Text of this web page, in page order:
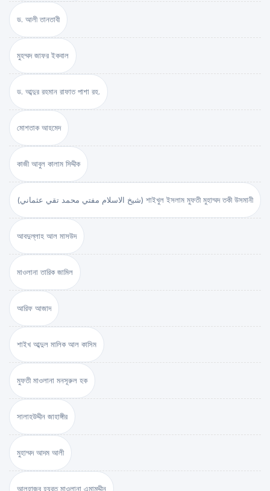
ড. আলী তানতাবী
মুহম্মদ জাফর ইকবাল
ড. আব্দুর রহমান রাফাত পাশা রহ.
মোশতাক আহমেদ
কাজী আবুল কালাম সিদ্দীক
(شيخ الاسلام مفتي محمد تقي عثماني) শাইখুল ইসলাম মুফতী মুহাম্মদ তকী উসমানী
আবদুল্লাহ আল মাসউদ
মাওলানা তারিক জামিল
আরিফ আজাদ
শাইখ আব্দুল মালিক আল কাসিম
মুফতী মাওলানা মনসূরুল হক
সালাহউদ্দীন জাহাঙ্গীর
মুহাম্মদ আদম আলী
আলহাজ্ব হযরত মাওলানা এমামুদ্দীন